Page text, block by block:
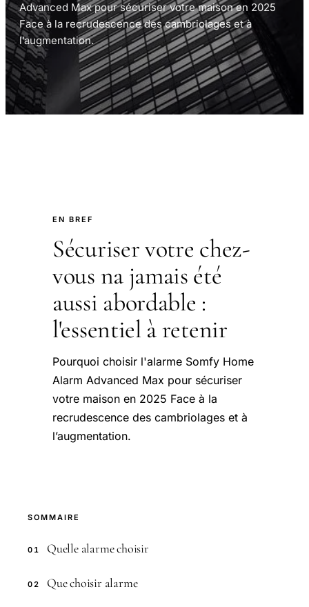
Advanced Max pour sécuriser votre maison en 2025
Face à la recrudescence des cambriolages et à
l’augmentation.
EN BREF
Sécuriser votre chez-
vous na jamais été
aussi abordable :
l'essentiel à retenir
Pourquoi choisir l'alarme Somfy Home
Alarm Advanced Max pour sécuriser
votre maison en 2025 Face à la
recrudescence des cambriolages et à
l’augmentation.
SOMMAIRE
01 Quelle alarme choisir
02 Que choisir alarme